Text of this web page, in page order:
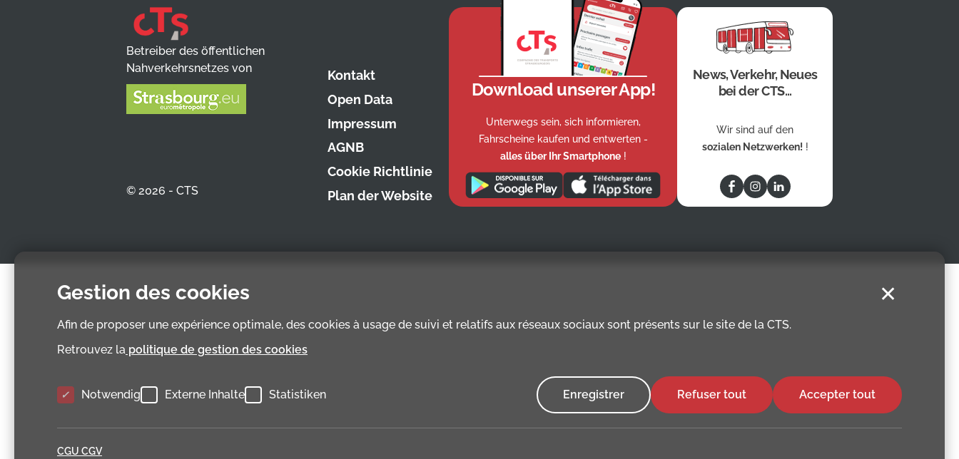
Gestion des cookies
Afin de proposer une expérience optimale, des cookies à usage de suivi et relatifs aux réseaux sociaux sont présents sur le site de la CTS.
Retrouvez la politique de gestion des cookies
Notwendig Externe Inhalte Statistiken Enregistrer Refuser tout Accepter tout
✕
CGU CGV
Betreiber des öffentlichen
Nahverkehrsnetzes von
© 2026 - CTS
Kontakt
Open Data
Impressum
AGNB
Cookie Richtlinie
Plan der Website
Download unserer App!
Unterwegs sein, sich informieren,
Fahrscheine kaufen und entwerten -
alles über Ihr Smartphone !
News, Verkehr, Neues
bei der CTS...
Wir sind auf den
sozialen Netzwerken! !